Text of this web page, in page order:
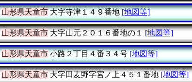
山形県天童市大字寺津１４９番地 [地図等]
山形県天童市大字山元２０１６番地の１ [地図等]
山形県天童市小路２丁目４番３４号 [地図等]
山形県天童市大字田麦野字宮ノ上４５１番地 [地図等]